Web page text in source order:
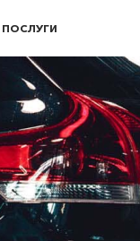
ПОСЛУГИ